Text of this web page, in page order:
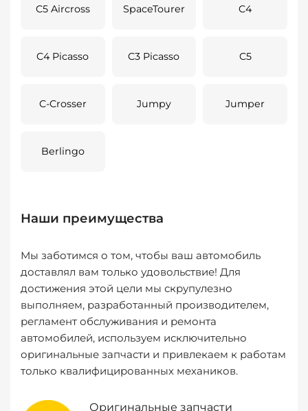
C5 Aircross SpaceTourer C4
C4 Picasso C3 Picasso C5
C-Crosser Jumpy Jumper
Berlingo
Наши преимущества
Мы заботимся о том, чтобы ваш автомобиль
доставлял вам только удовольствие! Для
достижения этой цели мы скрупулезно
выполняем, разработанный производителем,
регламент обслуживания и ремонта
автомобилей, используем исключительно
оригинальные запчасти и привлекаем к работам
только квалифицированных механиков.
Оригинальные запчасти